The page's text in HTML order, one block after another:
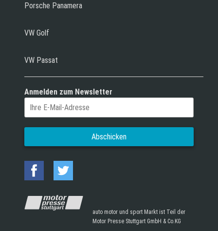
Porsche Panamera
VW Golf
VW Passat
Anmelden zum Newsletter
auto motor und sport Markt ist Teil der
Motor Presse Stuttgart GmbH & Co.KG